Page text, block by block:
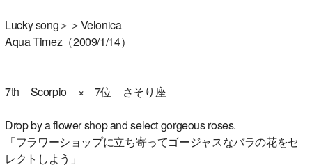
Lucky song＞＞Velonica
Aqua Timez（2009/1/14）
7th Scorpio × 7位 さそり座
Drop by a flower shop and select gorgeous roses.
「フラワーショップに立ち寄ってゴージャスなバラの花をセ
レクトしよう」